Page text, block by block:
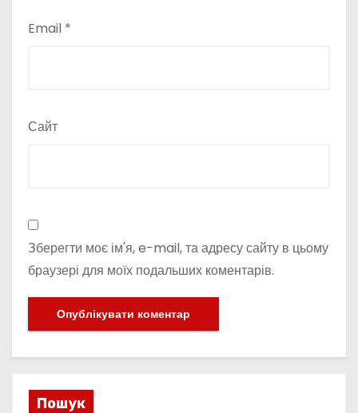
Email *
Сайт
Зберегти моє ім'я, e-mail, та адресу сайту в цьому
браузері для моїх подальших коментарів.
Пошук